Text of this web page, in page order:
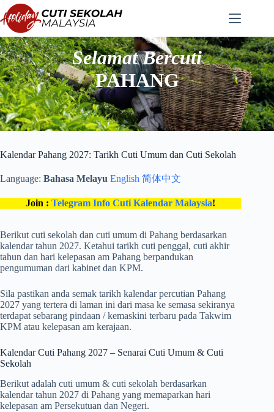
Langkau
ke
kandungan
Selamat Bercuti
PAHANG
Kalendar Pahang 2027: Tarikh Cuti Umum dan Cuti Sekolah
Language: Bahasa Melayu English 简体中文
Join :Telegram Info Cuti Kalendar Malaysia!
Berikut cuti sekolah dan cuti umum di Pahang berdasarkan
kalendar tahun 2027. Ketahui tarikh cuti penggal, cuti akhir
tahun dan hari kelepasan am Pahang berpandukan
pengumuman dari kabinet dan KPM.
Sila pastikan anda semak tarikh kalendar percutian Pahang
2027 yang tertera di laman ini dari masa ke semasa sekiranya
terdapat sebarang pindaan / kemaskini terbaru pada Takwim
KPM atau kelepasan am kerajaan.
Kalendar Cuti Pahang 2027 – Senarai Cuti Umum & Cuti
Sekolah
Berikut adalah cuti umum & cuti sekolah berdasarkan
kalendar tahun 2027 di Pahang yang memaparkan hari
kelepasan am Persekutuan dan Negeri.